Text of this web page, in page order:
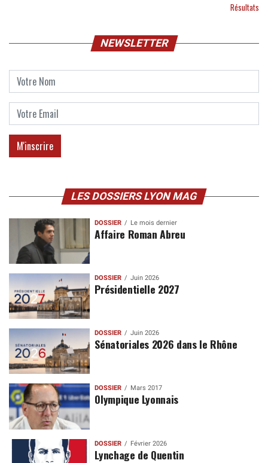
Résultats
NEWSLETTER
LES DOSSIERS LYON MAG
DOSSIER Le mois dernier
Affaire Roman Abreu
DOSSIER Juin 2026
Présidentielle 2027
DOSSIER Juin 2026
Sénatoriales 2026 dans le Rhône
DOSSIER Mars 2017
Olympique Lyonnais
DOSSIER Février 2026
Lynchage de Quentin